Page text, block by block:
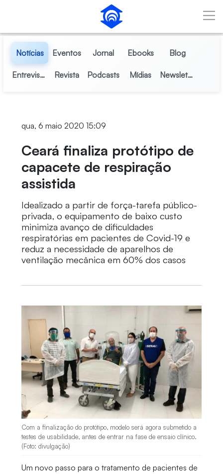
Pular para o Conteúdo principal
Notícias Eventos Jornal Ebooks Blog
Entrevistas Revista Podcasts Mídias Newsletter
qua, 6 maio 2020 15:09
Ceará finaliza protótipo de
capacete de respiração
assistida
Idealizado a partir de força-tarefa público-
privada, o equipamento de baixo custo
minimiza avanço de dificuldades
respiratórias em pacientes de Covid-19 e
reduz a necessidade de aparelhos de
ventilação mecânica em 60% dos casos
Com a finalização do protótipo, modelo será agora submetido a
testes de usabilidade, antes de entrar na fase de ensaio clínico.
(Foto: divulgação)
Um novo passo para o tratamento de pacientes de